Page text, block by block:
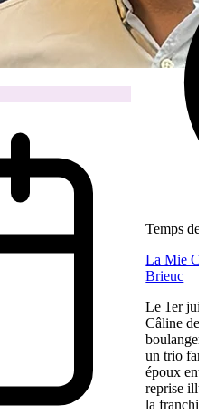
Temps de
La Mie
Brieuc
Le 1er
Câline de
un trio
époux
reprise
la